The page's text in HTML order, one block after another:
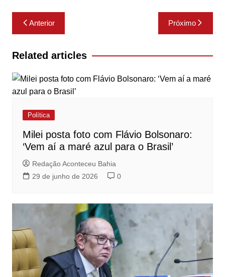
Navegação
de
Post
Anterior Próximo
Related articles
Política
Milei posta foto com Flávio Bolsonaro:
‘Vem aí a maré azul para o Brasil’
Redação Aconteceu Bahia
29 de junho de 2026
0